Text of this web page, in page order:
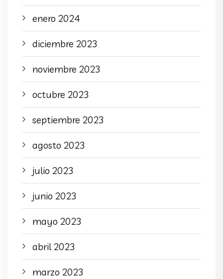
enero 2024
diciembre 2023
noviembre 2023
octubre 2023
septiembre 2023
agosto 2023
julio 2023
junio 2023
mayo 2023
abril 2023
marzo 2023